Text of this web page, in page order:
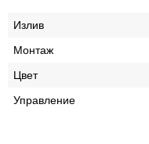
Излив
Монтаж
Цвет
Управление